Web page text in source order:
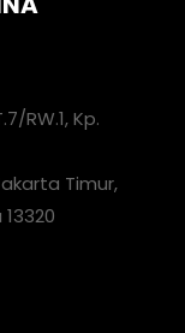
RW.1, Kp.
Timur,